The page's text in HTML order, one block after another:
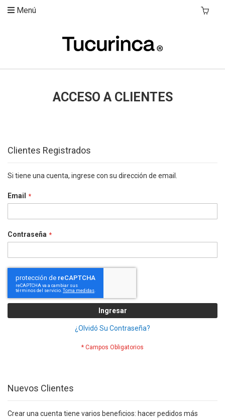
Menú Mi
ACCESO A CLIENTES
Clientes Registrados
Si tiene una cuenta, ingrese con su dirección de email.
Email
Contraseña
Ingresar
¿Olvidó Su Contraseña?
Nuevos Clientes
Crear una cuenta tiene varios beneficios: hacer pedidos más